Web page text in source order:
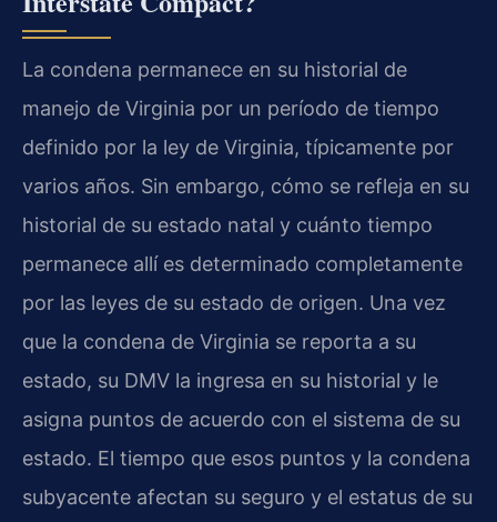
La condena permanece en su historial de
manejo de Virginia por un período de tiempo
definido por la ley de Virginia, típicamente por
varios años. Sin embargo, cómo se refleja en su
historial de su estado natal y cuánto tiempo
permanece allí es determinado completamente
por las leyes de su estado de origen. Una vez
que la condena de Virginia se reporta a su
estado, su DMV la ingresa en su historial y le
asigna puntos de acuerdo con el sistema de su
estado. El tiempo que esos puntos y la condena
subyacente afectan su seguro y el estatus de su